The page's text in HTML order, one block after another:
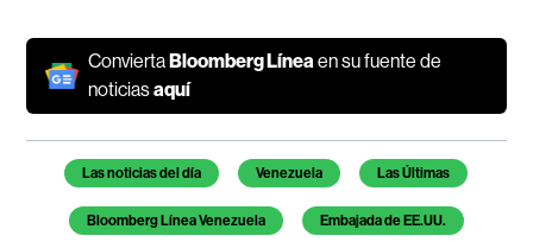
ConviertaBloomberg Líneaen su fuente de
noticiasaquí
Temas de este artículo
Las noticias del día Venezuela Las Últimas
Bloomberg Línea Venezuela Embajada de EE.UU.